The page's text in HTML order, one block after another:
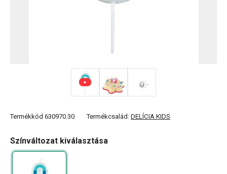
Termékkód 630970.30 Termékcsalád: DELÍCIA KIDS
Színváltozat kiválasztása